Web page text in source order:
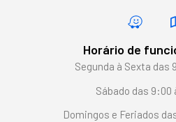
Horário de
Segunda à Sexta das
Sábado das 9:00
Domingos e Feriados